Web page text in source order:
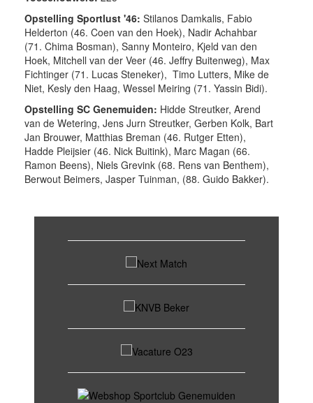
Opstelling Sportlust '46: Stilanos Damkalis, Fabio
Helderton (46. Coen van den Hoek), Nadir Achahbar
(71. Chima Bosman), Sanny Monteiro, Kjeld van den
Hoek, Mitchell van der Veer (46. Jeffry Buitenweg), Max
Fichtinger (71. Lucas Steneker), Timo Lutters, Mike de
Niet, Kesly den Haag, Wessel Meiring (71. Yassin Bidi).
Opstelling SC Genemuiden: Hidde Streutker, Arend
van de Wetering, Jens Jurn Streutker, Gerben Kolk, Bart
Jan Brouwer, Matthias Breman (46. Rutger Etten),
Hadde Pleijsier (46. Nick Buitink), Marc Magan (66.
Ramon Beens), Niels Grevink (68. Rens van Benthem),
Berwout Beimers, Jasper Tuinman, (88. Guido Bakker).